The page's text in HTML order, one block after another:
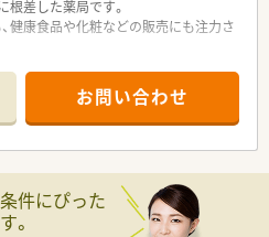
差した薬局です。
健康食品や化粧などの販売にも注力さ
お問い合わせ
件にぴった
。